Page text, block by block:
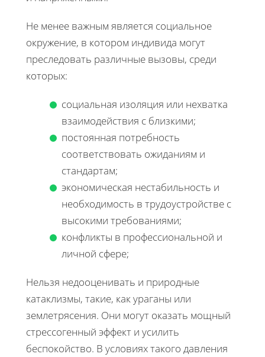
Не менее важным является социальное
окружение, в котором индивида могут
преследовать различные вызовы, среди
которых:
социальная изоляция или нехватка
взаимодействия с близкими;
постоянная потребность
соответствовать ожиданиям и
стандартам;
экономическая нестабильность и
необходимость в трудоустройстве с
высокими требованиями;
конфликты в профессиональной и
личной сфере;
Нельзя недооценивать и природные
катаклизмы, такие, как ураганы или
землетрясения. Они могут оказать мощный
стрессогенный эффект и усилить
беспокойство. В условиях такого давления